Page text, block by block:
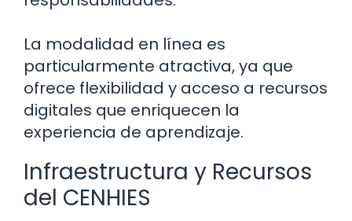
La modalidad en línea es
particularmente atractiva, ya que
ofrece flexibilidad y acceso a recursos
digitales que enriquecen la
experiencia de aprendizaje.
Infraestructura y Recursos
del CENHIES